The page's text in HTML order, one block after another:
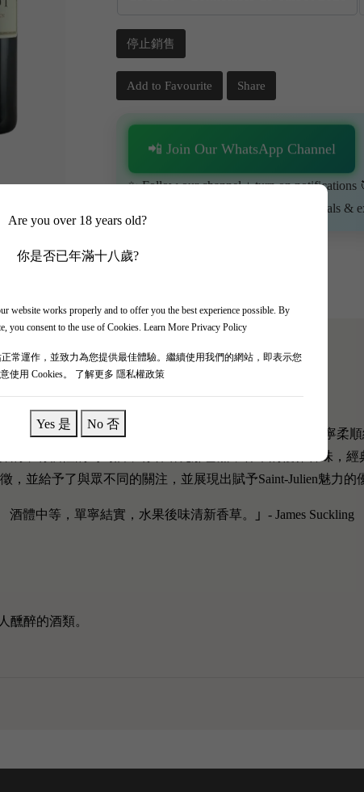
Are you over 18 years old?
你是否已年滿十八歲?
website works properly and to offer you the best experience possible. By
you consent to the use of Cookies. Learn More Privacy Policy
常運作，並致力為您提供最佳體驗。繼續使用我們的網站，即表示您
使用 Cookies。 了解更多 隱私權政策
Yes 是 No 否
停止銷售
Add to Favourite Share
📲 Join Our WhatsApp Channel
✨ Follow our channel + turn on notifications
🎁 Get instant access to time-limited deals &
個優點並不妨礙在年輕的時候就很美好，圓潤易飲，丹寧柔順
，有個性的葡萄酒，有著哈瓦那雪茄，甘草的複雜香味，經
，並給予了與眾不同的關注，並展現出賦予Saint-Julien魅力的
酒體中等，單寧結實，水果後味清新香草。 」- James Suckling
醺醉的酒類。